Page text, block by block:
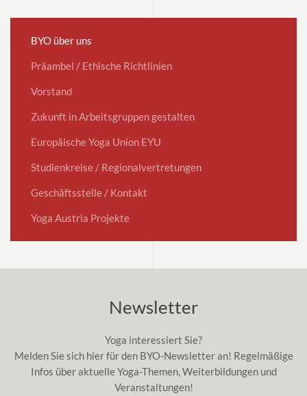
BYO über uns
Präambel / Ethische Richtlinien
Vorstand
Zukunft in Arbeitsgruppen gestalten
Europäische Yoga Union EYU
Studienkreise / Regionalvertretungen
Geschäftsstelle / Kontakt
Yoga Austria Projekte
Newsletter
Yoga interessiert Sie?
Melden Sie sich hier für den BYO-Newsletter an! Regelmäßige
Infos über aktuelle Yoga-Themen, Weiterbildungen und
Veranstaltungen!